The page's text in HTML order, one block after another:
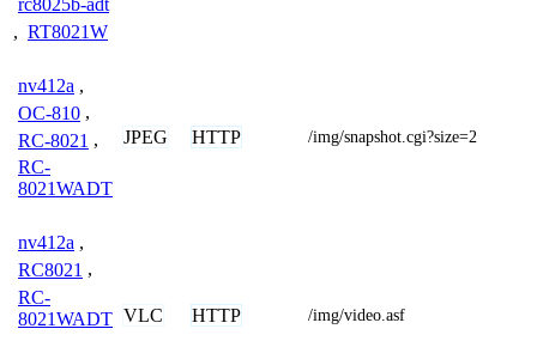
rc8025b-adt
, RT8021W
nv412a ,
OC-810 ,
RC-8021 ,
RC-
8021WADT
JPEG HTTP /img/snapshot.cgi?size=2
nv412a ,
RC8021 ,
RC-
8021WADT VLC HTTP /img/video.asf